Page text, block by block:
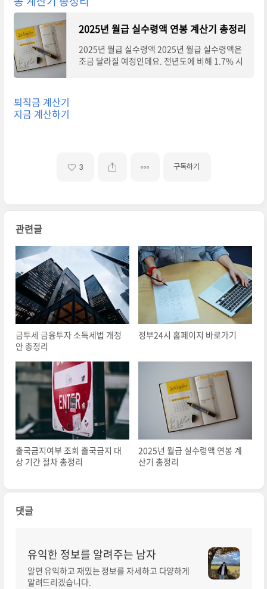
2025년 월급 실수령액 연봉 계산기 총정리
2025년 월급 실수령액 2025년 월급 실수령액은
조금 달라질 예정인데요. 전년도에 비해 1.7% 시
퇴직금 계산기
지금 계산하기
3 구독하기
관련글
금투세 금융투자 소득세법 개정
안 총정리
정부24시 홈페이지 바로가기
출국금지여부 조회 출국금지 대
상 기간 절차 총정리
2025년 월급 실수령액 연봉 계
산기 총정리
댓글
유익한 정보를 알려주는 남자
알면 유익하고 재밌는 정보를 자세하고 다양하게
알려드리겠습니다.